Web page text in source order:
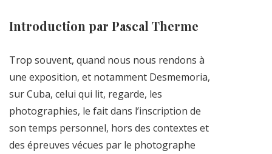
Introduction par Pascal Therme
Trop souvent, quand nous nous rendons à
une exposition, et notamment Desmemoria,
sur Cuba, celui qui lit, regarde, les
photographies, le fait dans l’inscription de
son temps personnel, hors des contextes et
des épreuves vécues par le photographe